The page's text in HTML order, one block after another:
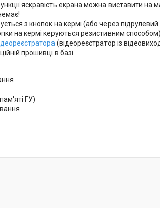
яскравість екрана можна виставити
з кнопок на кермі (або через
на кермі керуються резистивним способом)
(відеореєстратор із
прошивці в базі
ГУ)